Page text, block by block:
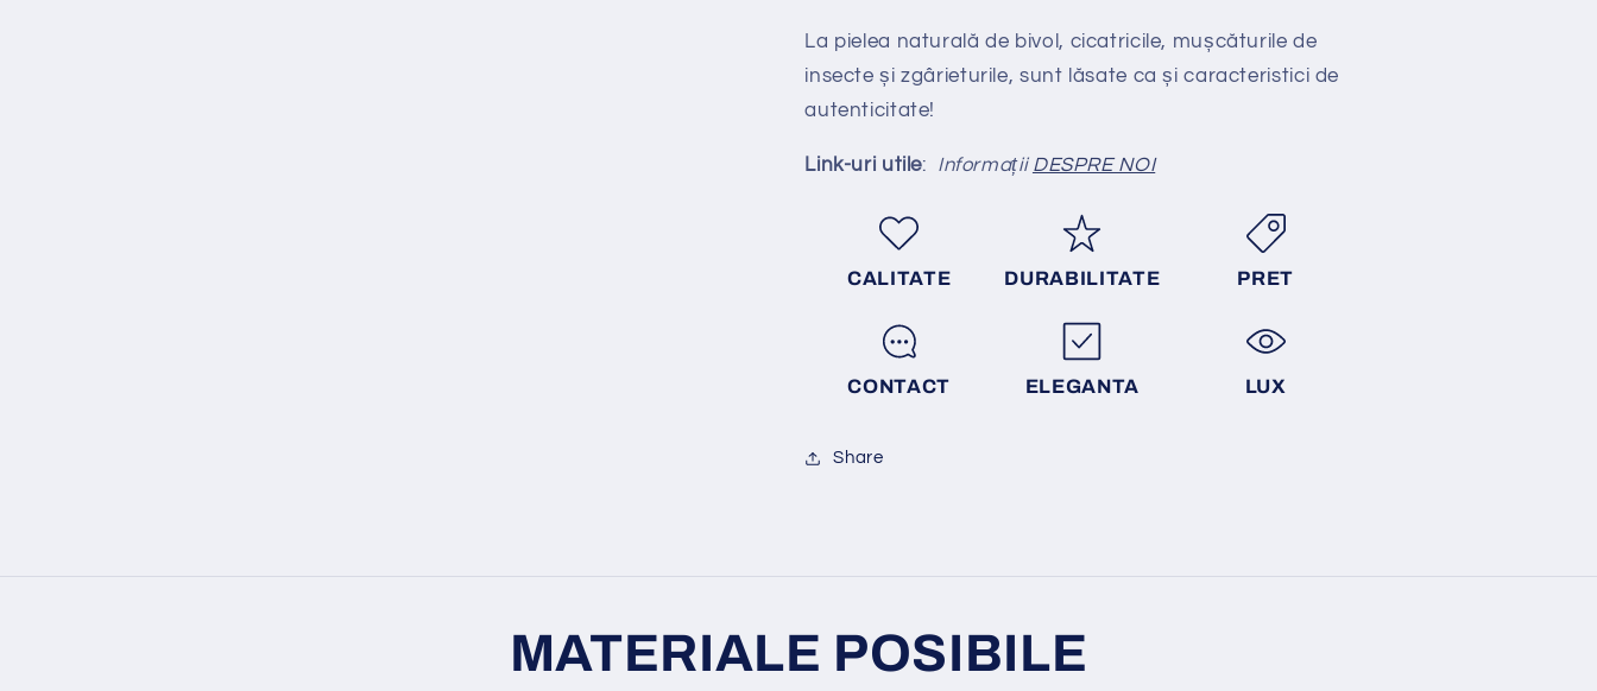
La pielea naturală de bivol, cicatricile, mușcăturile de
insecte și zgârieturile, sunt lăsate ca și caracteristici de
autenticitate!
Link-uri utile: Informații DESPRE NOI
CALITATE DURABILITATE PRET
CONTACT ELEGANTA LUX
Share
MATERIALE POSIBILE